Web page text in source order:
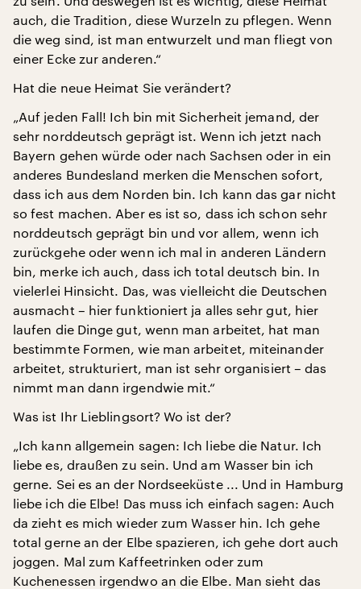
auch, die Tradition, diese Wurzeln zu pflegen. Wenn
die weg sind, ist man entwurzelt und man fliegt von
einer Ecke zur anderen.“
Hat die neue Heimat Sie verändert?
„Auf jeden Fall! Ich bin mit Sicherheit jemand, der
sehr norddeutsch geprägt ist. Wenn ich jetzt nach
Bayern gehen würde oder nach Sachsen oder in ein
anderes Bundesland merken die Menschen sofort,
dass ich aus dem Norden bin. Ich kann das gar nicht
so fest machen. Aber es ist so, dass ich schon sehr
norddeutsch geprägt bin und vor allem, wenn ich
zurückgehe oder wenn ich mal in anderen Ländern
bin, merke ich auch, dass ich total deutsch bin. In
vielerlei Hinsicht. Das, was vielleicht die Deutschen
ausmacht – hier funktioniert ja alles sehr gut, hier
laufen die Dinge gut, wenn man arbeitet, hat man
bestimmte Formen, wie man arbeitet, miteinander
arbeitet, strukturiert, man ist sehr organisiert – das
nimmt man dann irgendwie mit.“
Was ist Ihr Lieblingsort? Wo ist der?
„Ich kann allgemein sagen: Ich liebe die Natur. Ich
liebe es, draußen zu sein. Und am Wasser bin ich
gerne. Sei es an der Nordseeküste ... Und in Hamburg
liebe ich die Elbe! Das muss ich einfach sagen: Auch
da zieht es mich wieder zum Wasser hin. Ich gehe
total gerne an der Elbe spazieren, ich gehe dort auch
joggen. Mal zum Kaffeetrinken oder zum
Kuchenessen irgendwo an die Elbe. Man sieht das